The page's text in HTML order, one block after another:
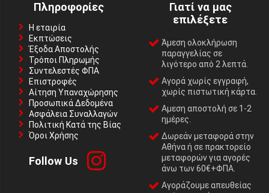
Πληροφορίες
Η εταιρία
Εκπτώσεις
Έξοδα Αποστολής
Τρόποι Πληρωμής
Συντελεστές ΦΠΑ
Επιστροφές
Αίτηση Υπαναχώρησης
Προσωπικά Δεδομένα
Ασφάλεια Συναλλαγών
Πολιτική Κατά της Βίας
Όροι Χρήσης
Follow Us
Γιατί να μας
επιλέξετε
Άμεση ολοκλήρωση
παραγγελίας σε
λιγότερο από 2 λεπτά.
Αγορά χωρίς εγγραφή,
χωρίς πιστωτική κάρτα.
Αμεση αποστολή σε 1-2
ημέρες.
Δωρεάν μεταφορά στην
Αθήνα ή σε πρακτορείο
μεταφορών για αγορές
άνω των 60€+ΦΠΑ.
Αγοράζουμε απευθείας